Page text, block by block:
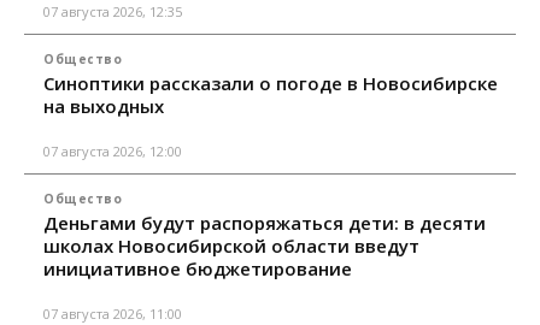
07 августа 2026, 12:35
Общество
Синоптики рассказали о погоде в Новосибирске
на выходных
07 августа 2026, 12:00
Общество
Деньгами будут распоряжаться дети: в десяти
школах Новосибирской области введут
инициативное бюджетирование
07 августа 2026, 11:00